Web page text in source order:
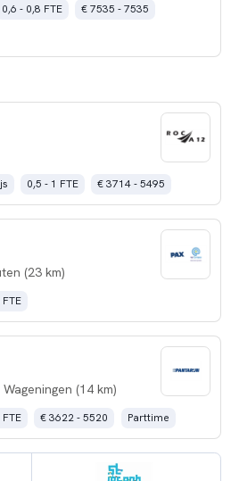
0,6 - 0,8 FTE
€ 7535 - 7535
0,5 - 1 FTE € 3714 - 5495
(23 km)
FTE
Wageningen (14 km)
FTE € 3622 - 5520 Parttime